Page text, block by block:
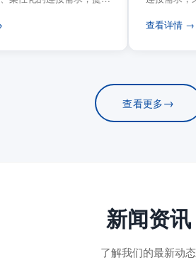
查看详情 →
查看更多→
新闻资讯
了解我们的最新动态